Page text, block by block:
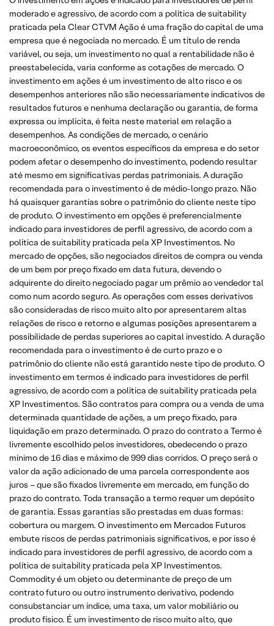
moderado e agressivo, de acordo com a política de suitability
praticada pela Clear CTVM Ação é uma fração do capital de uma
empresa que é negociada no mercado. É um título de renda
variável, ou seja, um investimento no qual a rentabilidade não é
preestabelecida, varia conforme as cotações de mercado. O
investimento em ações é um investimento de alto risco e os
desempenhos anteriores não são necessariamente indicativos de
resultados futuros e nenhuma declaração ou garantia, de forma
expressa ou implícita, é feita neste material em relação a
desempenhos. As condições de mercado, o cenário
macroeconômico, os eventos específicos da empresa e do setor
podem afetar o desempenho do investimento, podendo resultar
até mesmo em significativas perdas patrimoniais. A duração
recomendada para o investimento é de médio-longo prazo. Não
há quaisquer garantias sobre o patrimônio do cliente neste tipo
de produto. O investimento em opções é preferencialmente
indicado para investidores de perfil agressivo, de acordo com a
política de suitability praticada pela XP Investimentos. No
mercado de opções, são negociados direitos de compra ou venda
de um bem por preço fixado em data futura, devendo o
adquirente do direito negociado pagar um prêmio ao vendedor tal
como num acordo seguro. As operações com esses derivativos
são consideradas de risco muito alto por apresentarem altas
relações de risco e retorno e algumas posições apresentarem a
possibilidade de perdas superiores ao capital investido. A duração
recomendada para o investimento é de curto prazo e o
patrimônio do cliente não está garantido neste tipo de produto. O
investimento em termos é indicado para investidores de perfil
agressivo, de acordo com a política de suitability praticada pela
XP Investimentos. São contratos para compra ou a venda de uma
determinada quantidade de ações, a um preço fixado, para
liquidação em prazo determinado. O prazo do contrato a Termo é
livremente escolhido pelos investidores, obedecendo o prazo
mínimo de 16 dias e máximo de 999 dias corridos. O preço será o
valor da ação adicionado de uma parcela correspondente aos
juros – que são fixados livremente em mercado, em função do
prazo do contrato. Toda transação a termo requer um depósito
de garantia. Essas garantias são prestadas em duas formas:
cobertura ou margem. O investimento em Mercados Futuros
embute riscos de perdas patrimoniais significativos, e por isso é
indicado para investidores de perfil agressivo, de acordo com a
política de suitability praticada pela XP Investimentos.
Commodity é um objeto ou determinante de preço de um
contrato futuro ou outro instrumento derivativo, podendo
consubstanciar um índice, uma taxa, um valor mobiliário ou
produto físico. É um investimento de risco muito alto, que